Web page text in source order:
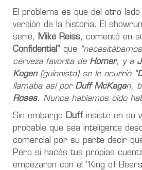
El problema es que del otro
versión de la historia. El
serie,
Mike Reiss, comentó en
Confidential" que
cerveza favorita de Homer, y a
Kogen(guionista) se le ocurrió "
llamaba así por Duff McKagan,
Roses. Nunca habíamos oído
Sin embargo Duffinsiste en su
probable que sea inteligente
comercial por su parte decir
Pero si hacés tus propias
empezaron con el "King of